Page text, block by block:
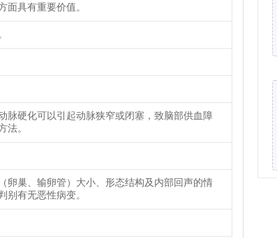
面具有重要价值。
脉硬化可以引起动脉狭窄或闭塞，致脑部供血障
法。
卵巢、输卵管）大小、形态结构及内部回声的情
别有无恶性病变。